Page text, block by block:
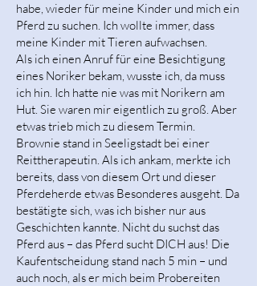
habe, wieder für meine Kinder und mich ein
Pferd zu suchen. Ich wollte immer, dass
meine Kinder mit Tieren aufwachsen.
Als ich einen Anruf für eine Besichtigung
eines Noriker bekam, wusste ich, da muss
ich hin. Ich hatte nie was mit Norikern am
Hut. Sie waren mir eigentlich zu groß. Aber
etwas trieb mich zu diesem Termin.
Brownie stand in Seeligstadt bei einer
Reittherapeutin. Als ich ankam, merkte ich
bereits, dass von diesem Ort und dieser
Pferdeherde etwas Besonderes ausgeht. Da
bestätigte sich, was ich bisher nur aus
Geschichten kannte. Nicht du suchst das
Pferd aus – das Pferd sucht DICH aus! Die
Kaufentscheidung stand nach 5 min – und
auch noch, als er mich beim Probereiten